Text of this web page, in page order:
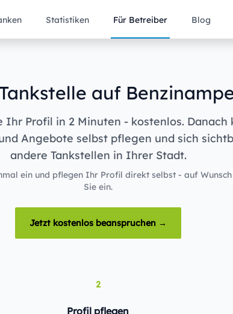
Statistiken Für Betreiber Blog
auf
Ihr Profil in 2 Minuten - kostenlos. Danach
Angebote selbst pflegen und sich
andere Tankstellen in Ihrer Stadt.
ein und pflegen Ihr Profil direkt selbst - auf
Sie ein.
Jetzt kostenlos beanspruchen →
2
Profil pflegen